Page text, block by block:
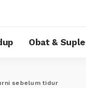
Obat &
sebelum tidur